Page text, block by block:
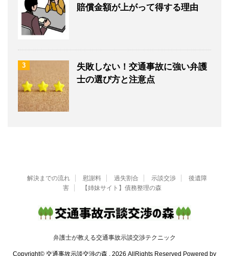
賠償金額が上がって得する理由
3
失敗しない！交通事故に強い弁護
士の選び方と注意点
解決までの流れ 慰謝料 過失割合 示談交渉
後遺障
害
【姉妹サイト】債務整理の森
弁護士が教える交通事故示談交渉テクニック
Copyright© 交通事故示談交渉の森 , 2026 AllRights Reserved Powered by